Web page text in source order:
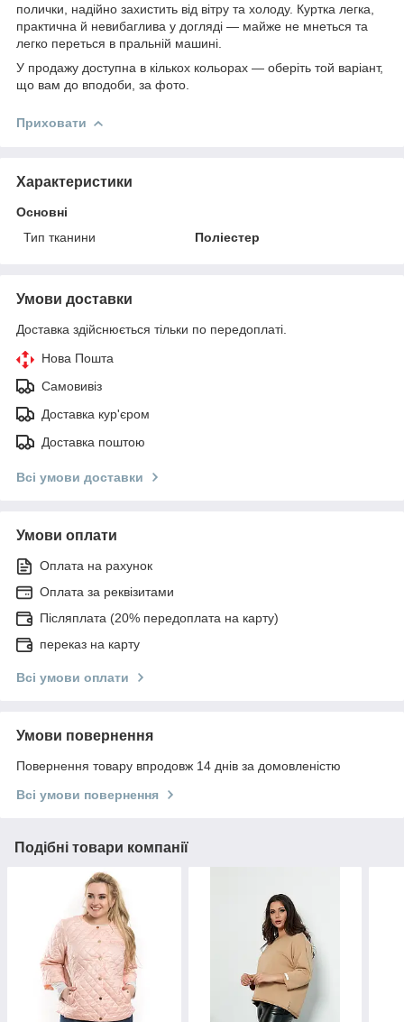
полички, надійно захистить від вітру та холоду. Куртка легка,
практична й невибаглива у догляді — майже не мнеться та
легко переться в пральній машині.
У продажу доступна в кількох кольорах — оберіть той варіант,
що вам до вподоби, за фото.
Приховати
Характеристики
Основні
Тип тканини
Поліестер
Умови доставки
Доставка здійснюється тільки по передоплаті.
Нова Пошта
Самовивіз
Доставка кур'єром
Доставка поштою
Всі умови доставки
Умови оплати
Оплата на рахунок
Оплата за реквізитами
Післяплата (20% передоплата на карту)
переказ на карту
Всі умови оплати
Умови повернення
Повернення товару впродовж 14 днів за домовленістю
Всі умови повернення
Подібні товари компанії